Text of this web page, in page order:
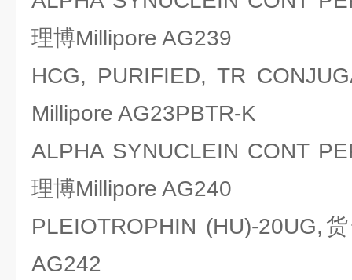
理博Millipore AG239
HCG, PURIFIED, TR
Millipore AG23PBTR-K
ALPHA SYNUCLEIN CONT
理博Millipore AG240
PLEIOTROPHIN (HU)-20UG,
AG242